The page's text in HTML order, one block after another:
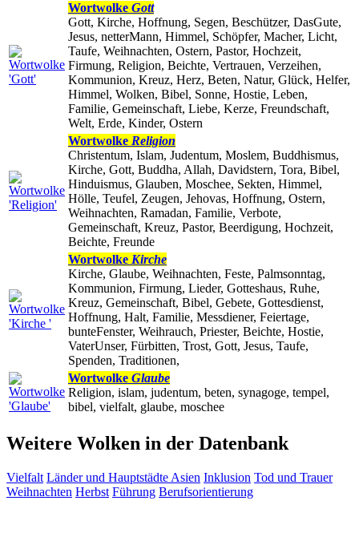
Wortwolke Gott
Gott, Kirche, Hoffnung, Segen, Beschützer, DasGute,
Jesus, netterMann, Himmel, Schöpfer, Macher, Licht,
Taufe, Weihnachten, Ostern, Pastor, Hochzeit,
Firmung, Religion, Beichte, Vertrauen, Verzeihen,
Kommunion, Kreuz, Herz, Beten, Natur, Glück, Helfer,
Himmel, Wolken, Bibel, Sonne, Hostie, Leben,
Familie, Gemeinschaft, Liebe, Kerze, Freundschaft,
Welt, Erde, Kinder, Ostern
Wortwolke Religion
Christentum, Islam, Judentum, Moslem, Buddhismus,
Kirche, Gott, Buddha, Allah, Davidstern, Tora, Bibel,
Hinduismus, Glauben, Moschee, Sekten, Himmel,
Hölle, Teufel, Zeugen, Jehovas, Hoffnung, Ostern,
Weihnachten, Ramadan, Familie, Verbote,
Gemeinschaft, Kreuz, Pastor, Beerdigung, Hochzeit,
Beichte, Freunde
Wortwolke Kirche
Kirche, Glaube, Weihnachten, Feste, Palmsonntag,
Kommunion, Firmung, Lieder, Gotteshaus, Ruhe,
Kreuz, Gemeinschaft, Bibel, Gebete, Gottesdienst,
Hoffnung, Halt, Familie, Messdiener, Feiertage,
bunteFenster, Weihrauch, Priester, Beichte, Hostie,
VaterUnser, Fürbitten, Trost, Gott, Jesus, Taufe,
Spenden, Traditionen,
Wortwolke Glaube
Religion, islam, judentum, beten, synagoge, tempel,
bibel, vielfalt, glaube, moschee
Weitere Wolken in der Datenbank
Vielfalt Länder und Hauptstädte Asien Inklusion Tod und Trauer
Weihnachten Herbst Führung Berufsorientierung